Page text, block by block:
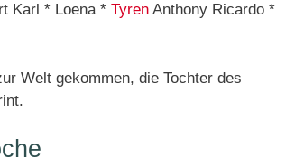
Karl * Loena * Tyren Anthony Ricardo *
Welt gekommen, die Tochter des